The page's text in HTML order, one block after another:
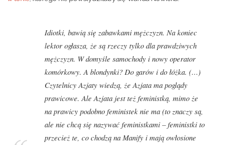
Idiotki, bawią się zabawkami mężczyzn. Na koniec
lektor ogłasza, że są rzeczy tylko dla prawdziwych
mężczyzn. W domyśle samochody i nowy operator
komórkowy. A blondynki? Do garów i do łóżka. (…)
Czytelnicy Azjaty wiedzą, że Azjata ma poglądy
prawicowe. Ale Azjata jest też feministką, mimo że
na prawicy podobno feministek nie ma (to znaczy są,
ale nie chcą się nazywać feministkami – feministki to
przecież te, co chodzą na Manify i mają owłosione